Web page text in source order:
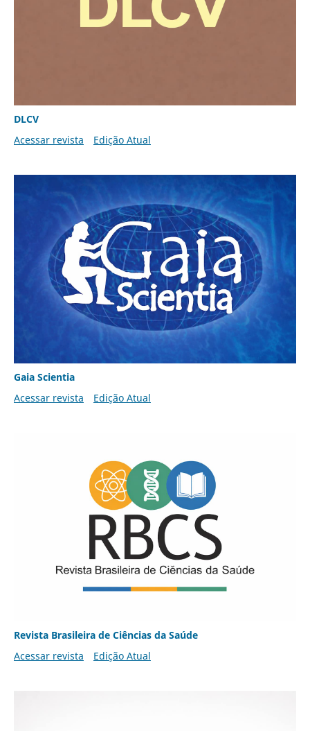
DLCV
Acessar revista
Edição Atual
Gaia Scientia
Acessar revista
Edição Atual
Revista Brasileira de Ciências da Saúde
Acessar revista
Edição Atual